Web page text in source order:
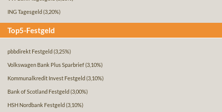
ING Tagesgeld (3,20%)
Top5-Festgeld
pbbdirekt Festgeld (3,25%)
Volkswagen Bank Plus Sparbrief(3,10%)
Kommunalkredit Invest Festgeld (3,10%)
Bank of Scotland Festgeld (3,00%)
HSH Nordbank Festgeld (3,10%)